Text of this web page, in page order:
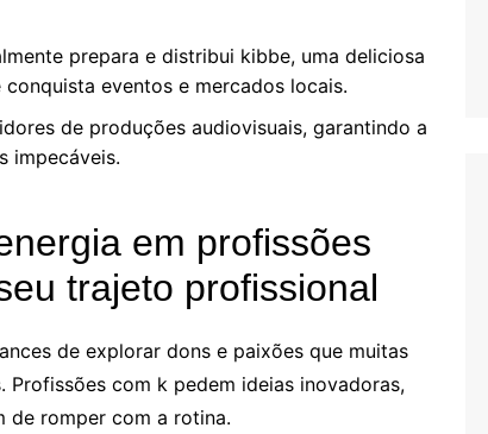
prepara e distribui kibbe, uma deliciosa
eventos e mercados locais.
de produções audiovisuais, garantindo a
impecáveis.
em profissões
trajeto profissional
de explorar dons e paixões que muitas
com k pedem ideias inovadoras,
de romper com a rotina.